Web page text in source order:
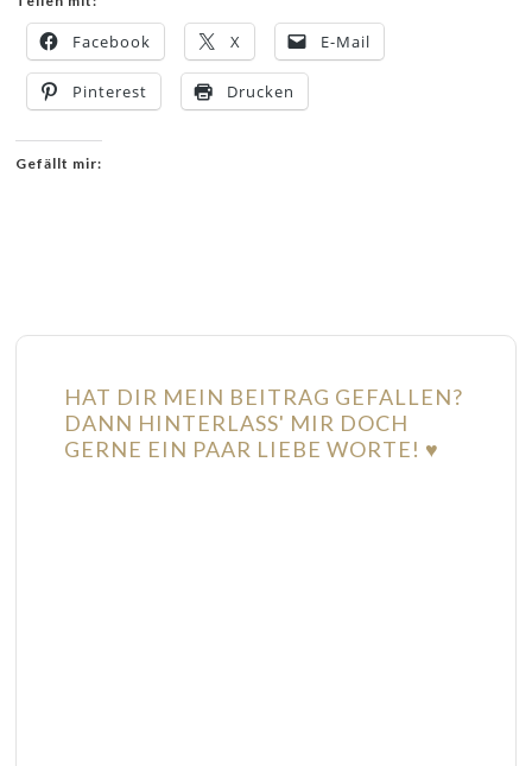
Facebook X E-Mail
Pinterest Drucken
Gefällt mir:
HAT DIR MEIN BEITRAG GEFALLEN?
DANN HINTERLASS' MIR DOCH
GERNE EIN PAAR LIEBE WORTE! ♥